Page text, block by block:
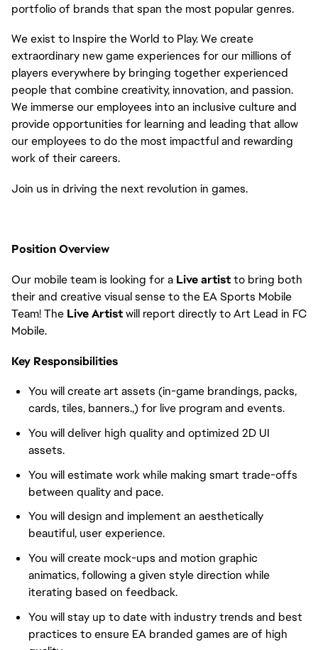
portfolio of brands that span the most popular genres.
We exist to Inspire the World to Play. We create
extraordinary new game experiences for our millions of
players everywhere by bringing together experienced
people that combine creativity, innovation, and passion.
We immerse our employees into an inclusive culture and
provide opportunities for learning and leading that allow
our employees to do the most impactful and rewarding
work of their careers.
Join us in driving the next revolution in games.
Position Overview
Our mobile team is looking for a Live artistto bring both
their and creative visual sense to the EA Sports Mobile
Team! The Live Artistwill report directly to Art Lead in FC
Mobile.
Key Responsibilities
You will create art assets (in-game brandings, packs,
cards, tiles, banners.,) for live program and events.
You will deliver high quality and optimized 2D UI
assets.
You will estimate work while making smart trade-offs
between quality and pace.
You will design and implement an aesthetically
beautiful, user experience.
You will create mock-ups and motion graphic
animatics, following a given style direction while
iterating based on feedback.
You will stay up to date with industry trends and best
practices to ensure EA branded games are of high